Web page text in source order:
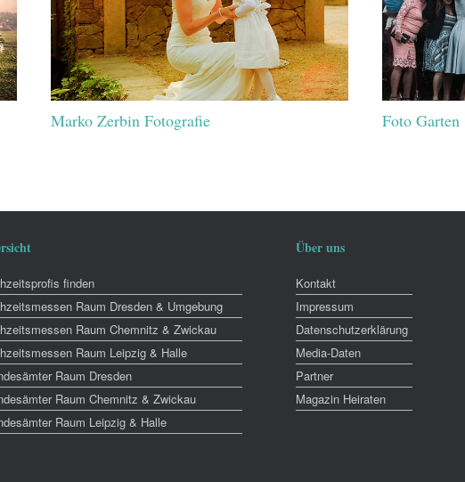
Marko Zerbin Fotografie Foto Garten
finden
Raum Dresden & Umgebung
Raum Chemnitz & Zwickau
Raum Leipzig & Halle
Raum Dresden
Raum Chemnitz & Zwickau
Raum Leipzig & Halle
Über uns
Kontakt
Impressum
Datenschutzerklärung
Media-Daten
Partner
Magazin Heiraten